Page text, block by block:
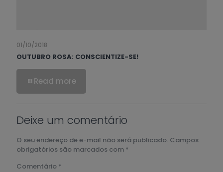
01/10/2018
OUTUBRO ROSA: CONSCIENTIZE-SE!
Read more
Deixe um comentário
O seu endereço de e-mail não será publicado. Campos
obrigatórios são marcados com *
Comentário *